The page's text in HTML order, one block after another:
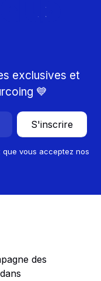
exclusives et
💙
S'inscrire
vous acceptez nos
des